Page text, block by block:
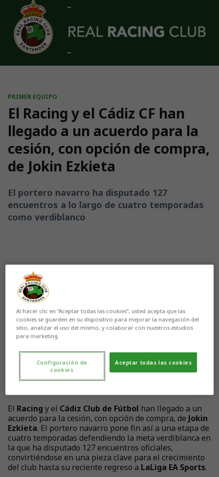
Skip to main content
PRIMER EQUIPO
El Racing y el Cádiz CF han
llegado a un acuerdo para la
cesión, con opción de compra,
de Jokin Ezkieta
El portero navarro ha disputado 127
encuentros a lo largo de cuatro temporadas
como verdiblanco
El Racing y el Cádiz Club de Fútbol han llegado a un
acuerdo para la cesión, con opción de compra, de Jokin
Ezkieta. El portero navarro pone fin así a una etapa de
cuatro temporadas defendiendo la meta verdiblanca en
la que ha disputado 127 encuentros oficiales,
convirtiéndose en una pieza clave para el crecimiento
del club hasta su reciente regreso a LaLiga EA Sports.
Al hacer clic en “Aceptar todas las cookies”, usted acepta que las
cookies se guarden en su dispositivo para mejorar la navegación del
sitio, analizar el uso del mismo, y colaborar con nuestros estudios
para marketing.
Aceptar todas las cookies
Configuración de
cookies